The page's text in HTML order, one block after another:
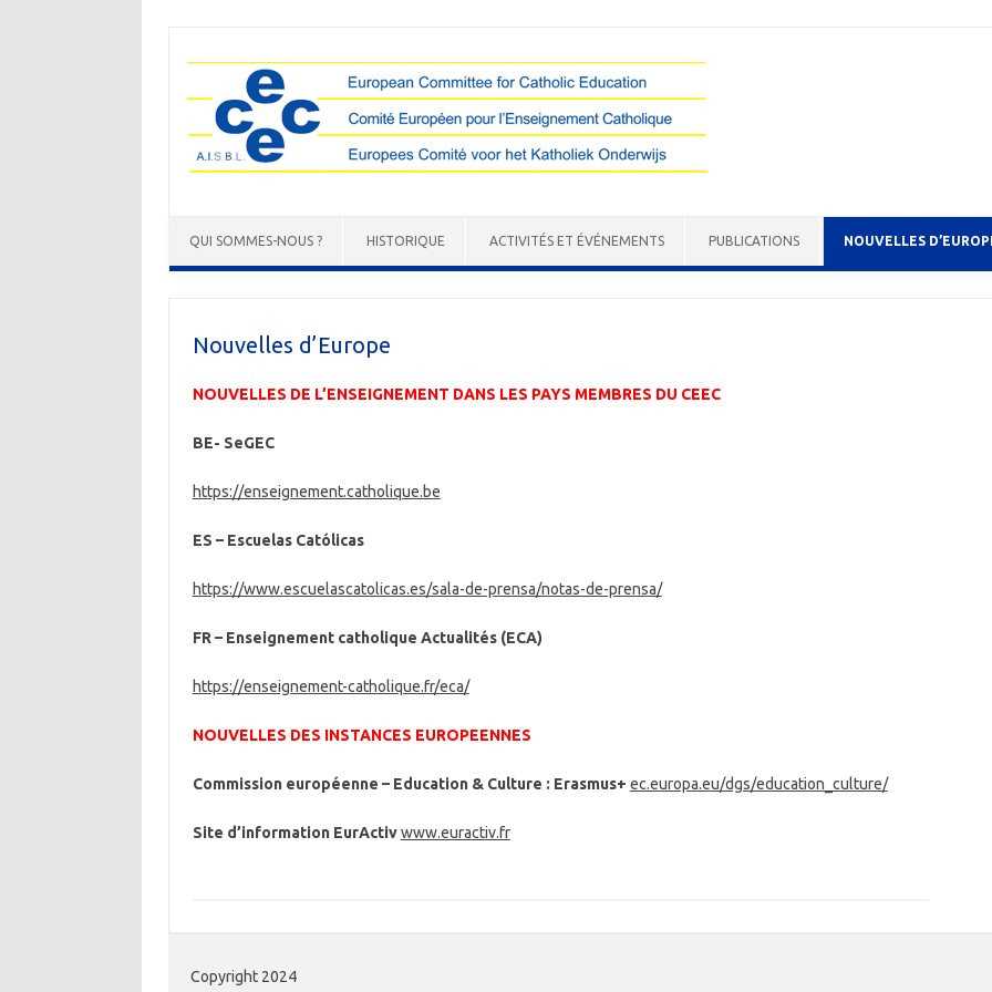
QUI SOMMES-NOUS ? HISTORIQUE ACTIVITÉS ET ÉVÉNEMENTS PUBLICATIONS NOUVELLES
Nouvelles d’Europe
NOUVELLES DE L’ENSEIGNEMENT DANS LES PAYS MEMBRES DU CEEC
BE- SeGEC
https://enseignement.catholique.be
ES – Escuelas Católicas
https://www.escuelascatolicas.es/sala-de-prensa/notas-de-prensa/
FR – Enseignement catholique Actualités (ECA)
https://enseignement-catholique.fr/eca/
NOUVELLES DES INSTANCES EUROPEENNES
Commission européenne – Education & Culture : Erasmus+ ec.europa.eu/dgs/education_culture/
Site d’information EurActiv www.euractiv.fr
Copyright 2024